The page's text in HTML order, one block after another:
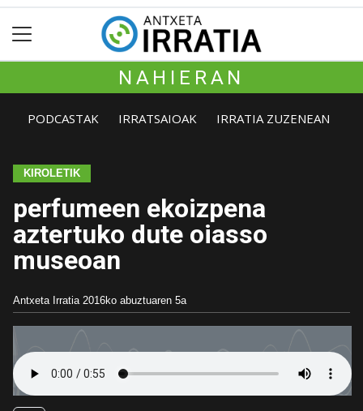
NAHIERAN
PODCASTAK IRRATSAIOAK IRRATIA ZUZENEAN
KIROLETIK
perfumeen ekoizpena
aztertuko dute oiasso
museoan
Antxeta Irratia 2016ko abuztuaren 5a